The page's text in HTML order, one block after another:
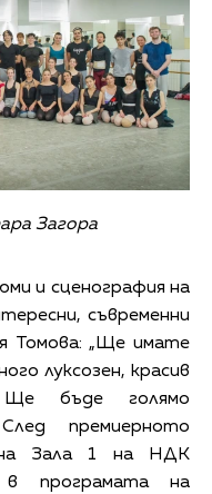
Загора
и сценография на
съвременни
Томова: „Ще имате
луксозен, красив
Ще бъде голямо
премиерното
на Зала 1 на НДК
програмата на